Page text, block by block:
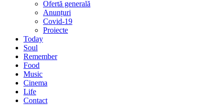
Ofertă generală
Anunțuri
Covid-19
Proiecte
Today
Soul
Remember
Food
Music
Cinema
Life
Contact